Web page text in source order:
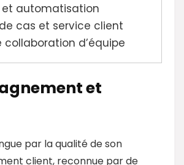
et automatisation
cas et service client
collaboration d’équipe
et
par la qualité de son
client, reconnue par de